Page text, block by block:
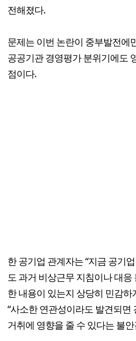
전해졌다.
문제는 이번 논란이 중부발전에
공공기관 경영평가 분위기에도
점이다.
한 공기업 관계자는 “지금 공기
도 과거 비상근무 지침이나 대응
한 내용이 있는지 상당히 민감
“사소한 연관성이라도 발견되면
거취에 영향을 줄 수 있다는 불